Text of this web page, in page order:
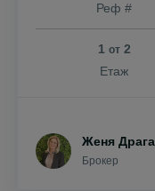
Реф #
1 от2
Етаж
Женя
Брокер